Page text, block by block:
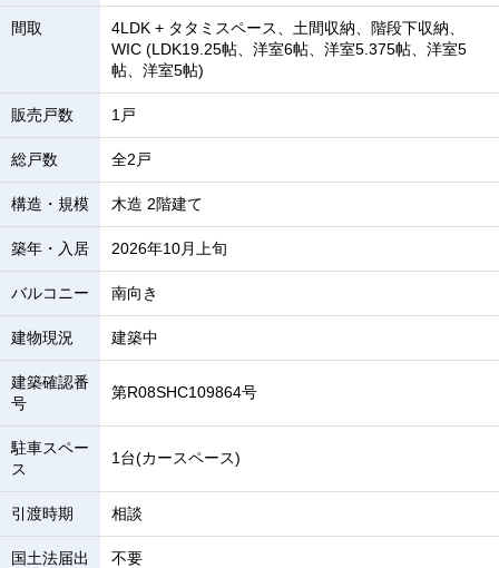
間取
4LDK + タタミスペース、土間収納、階段下収納、
WIC (LDK19.25帖、洋室6帖、洋室5.375帖、洋室5
帖、洋室5帖)
販売戸数 1戸
総戸数 全2戸
構造・規模 木造 2階建て
築年・入居 2026年10月上旬
バルコニー 南向き
建物現況 建築中
建築確認番
号
第R08SHC109864号
駐車スペー
ス
1台(カースペース)
引渡時期 相談
国土法届出 不要